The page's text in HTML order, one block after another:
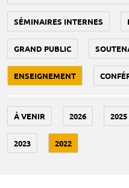
SÉMINAIRES INTERNES
GRAND PUBLIC
ENSEIGNEMENT
À VENIR 2026 2025
2023 2022